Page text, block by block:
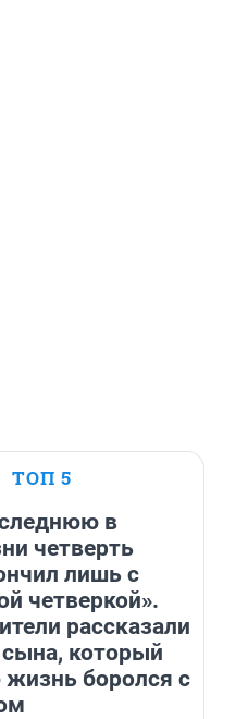
ТОП 5
в
четверть
лишь с
четверкой».
рассказали
который
боролся с